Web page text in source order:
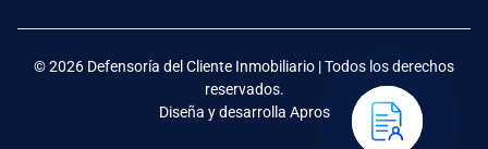
© 2026 Defensoría del Cliente Inmobiliario | Todos los derechos
reservados.
Diseña y desarrolla Apros